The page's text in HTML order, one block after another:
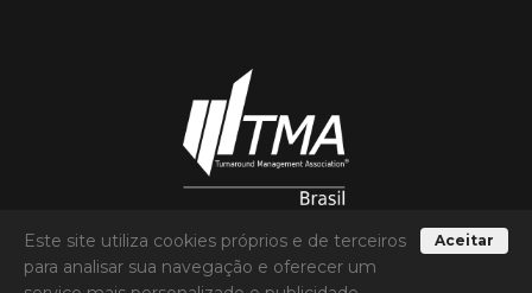
Este site utiliza cookies próprios e de terceiros
para analisar sua navegação e oferecer um
Aceitar